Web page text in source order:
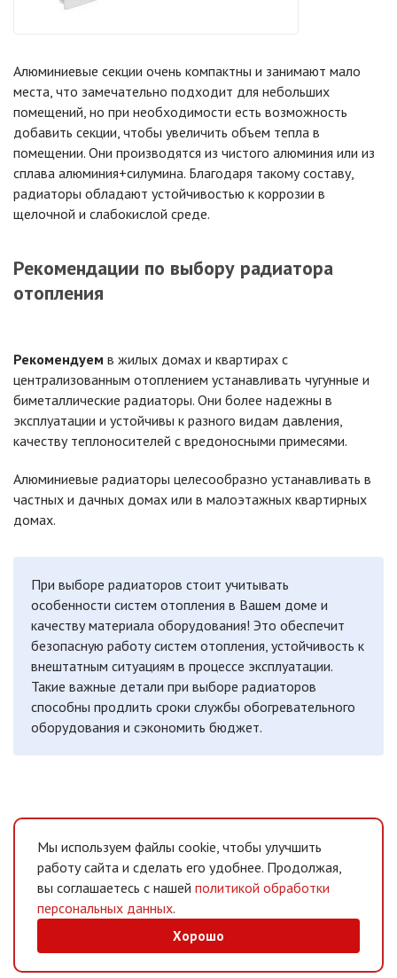
Алюминиевые секции очень компактны и занимают мало
места, что замечательно подходит для небольших
помещений, но при необходимости есть возможность
добавить секции, чтобы увеличить объем тепла в
помещении. Они производятся из чистого алюминия или из
сплава алюминия+силумина. Благодаря такому составу,
радиаторы обладают устойчивостью к коррозии в
щелочной и слабокислой среде.
Рекомендации по выбору радиатора
отопления
Рекомендуем в жилых домах и квартирах с
централизованным отоплением устанавливать чугунные и
биметаллические радиаторы. Они более надежны в
эксплуатации и устойчивы к разного видам давления,
качеству теплоносителей с вредоносными примесями.
Алюминиевые радиаторы целесообразно устанавливать в
частных и дачных домах или в малоэтажных квартирных
домах.
При выборе радиаторов стоит учитывать
особенности систем отопления в Вашем доме и
качеству материала оборудования! Это обеспечит
безопасную работу систем отопления, устойчивость к
внештатным ситуациям в процессе эксплуатации.
Такие важные детали при выборе радиаторов
способны продлить сроки службы обогревательного
оборудования и сэкономить бюджет.
Мы используем файлы cookie, чтобы улучшить
работу сайта и сделать его удобнее. Продолжая,
вы соглашаетесь с нашей политикой обработки
персональных данных.
Хорошо